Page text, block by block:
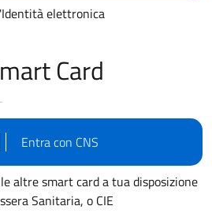
elettronica
Card
Entra con CNS
altre smart card a tua disposizione
Sanitaria, o CIE